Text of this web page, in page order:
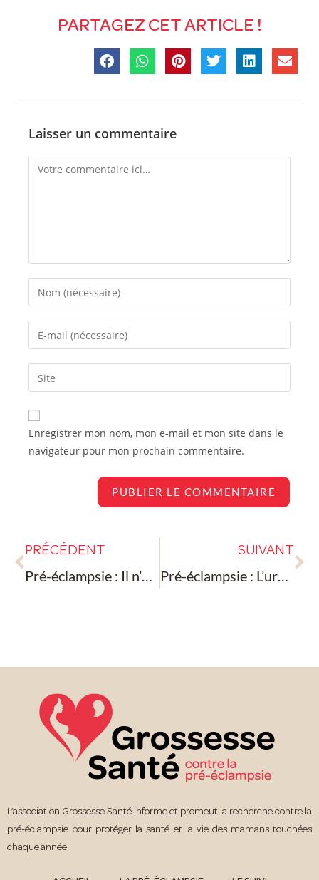
PARTAGEZ CET ARTICLE !
Laisser un commentaire
Enregistrer mon nom, mon e-mail et mon site dans le
navigateur pour mon prochain commentaire.
PRÉCÉDENT
Pré-éclampsie : Il n’y avait plus de temps à perdre
SUIVANT
Pré-éclampsie : L’urgence est là, il faut sortir ma fille
L’association Grossesse Santé informe et promeut la recherche contre la
pré-éclampsie pour protéger la santé et la vie des mamans touchées
chaque année.